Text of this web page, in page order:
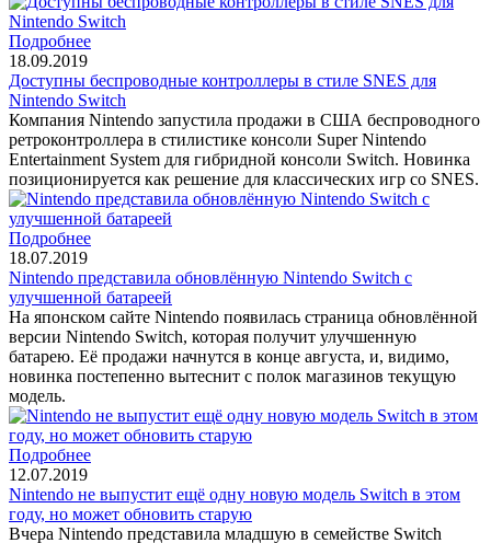
Подробнее
18.09.2019
Доступны беспроводные контроллеры в стиле SNES для
Nintendo Switch
Компания Nintendo запустила продажи в США беспроводного
ретроконтроллера в стилистике консоли Super Nintendo
Entertainment System для гибридной консоли Switch. Новинка
позиционируется как решение для классических игр со SNES.
Подробнее
18.07.2019
Nintendo представила обновлённую Nintendo Switch с
улучшенной батареей
На японском сайте Nintendo появилась страница обновлённой
версии Nintendo Switch, которая получит улучшенную
батарею. Её продажи начнутся в конце августа, и, видимо,
новинка постепенно вытеснит с полок магазинов текущую
модель.
Подробнее
12.07.2019
Nintendo не выпустит ещё одну новую модель Switch в этом
году, но может обновить старую
Вчера Nintendo представила младшую в семействе Switch